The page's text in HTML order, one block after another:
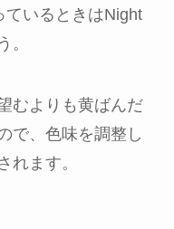
ているときはNight
。
むよりも黄ばんだ
で、色味を調整し
れます。